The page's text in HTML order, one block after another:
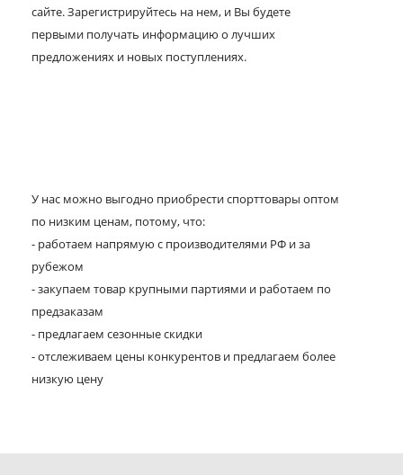
сайте. Зарегистрируйтесь на нем, и Вы будете
первыми получать информацию о лучших
предложениях и новых поступлениях.
У нас можно выгодно приобрести спорттовары оптом
по низким ценам, потому, что:
- работаем напрямую с производителями РФ и за
рубежом
- закупаем товар крупными партиями и работаем по
предзаказам
- предлагаем сезонные скидки
- отслеживаем цены конкурентов и предлагаем более
низкую цену